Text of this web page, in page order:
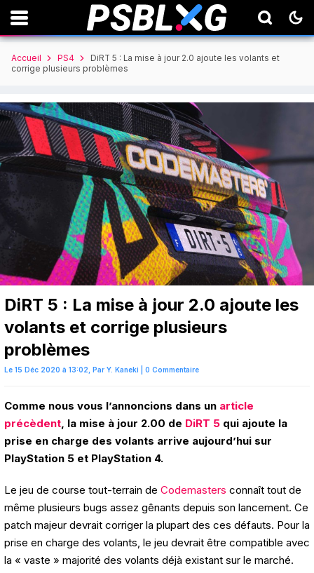
Accueil PS4
DiRT 5 : La mise à jour 2.0 ajoute les volants et
corrige plusieurs problèmes
DiRT 5 : La mise à jour 2.0 ajoute les
volants et corrige plusieurs
problèmes
Le 15 Déc 2020 à 13:02, Par Y. Kaneki 0 Commentaire
Comme nous vous l’annoncions dans un article
précèdent, la mise à jour 2.00 de DiRT 5 qui ajoute la
prise en charge des volants arrive aujourd’hui sur
PlayStation 5 et PlayStation 4.
Le jeu de course tout-terrain de Codemasters connaît tout de
même plusieurs bugs assez gênants depuis son lancement. Ce
patch majeur devrait corriger la plupart des ces défauts. Pour la
prise en charge des volants, le jeu devrait être compatible avec
la « vaste » majorité des volants déjà existant sur le marché.